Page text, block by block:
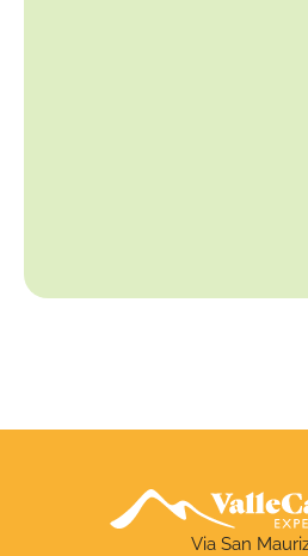
Via San